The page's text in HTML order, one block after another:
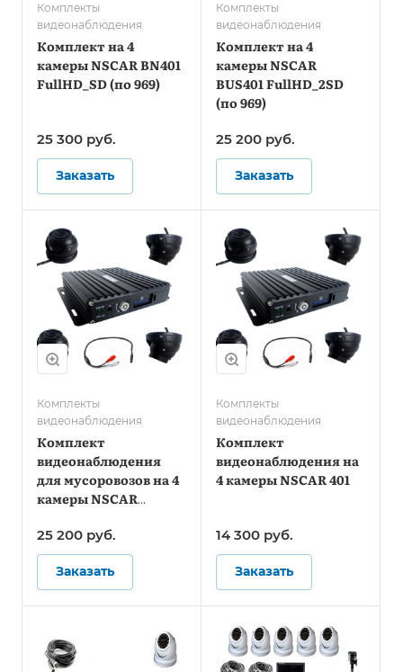
Комплекты
видеонаблюдения
Комплект на 4
камеры NSCAR BN401
FullHD_SD (по 969)
25 300 руб.
Заказать
Комплекты
видеонаблюдения
Комплект на 4
камеры NSCAR
BUS401 FullHD_2SD
(по 969)
25 200 руб.
Заказать
Комплекты
видеонаблюдения
Комплект
видеонаблюдения
для мусоровозов на 4
камеры NSCAR
SD)
25 200 руб.
Заказать
Комплекты
видеонаблюдения
Комплект
видеонаблюдения на
4 камеры NSCAR 401
14 300 руб.
Заказать